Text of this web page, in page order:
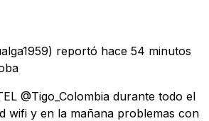
reportó hace 54 minutos
@Tigo_Colombia durante todo el
wifi y en la mañana problemas con